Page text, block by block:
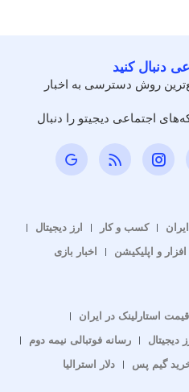
دنبال کنید
روش دسترسی به اخبار
اجتماعی دیجیتو را دنبال
کسب و کار
ارز دیجیتال
و اپلیکیشن اخبار بازی
قیمت استارلینک در ایران
دیجیتال
رسانه فوتبالی نیمه دوم
گیم پس دلار استرالیا